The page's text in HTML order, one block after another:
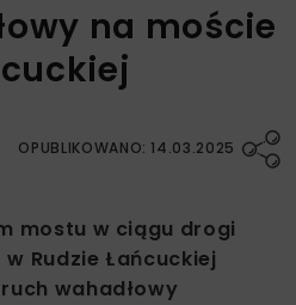
na moście
OPUBLIKOWANO: 14.03.2025
mostu w ciągu drogi
Rudzie Łańcuckiej
wahadłowy